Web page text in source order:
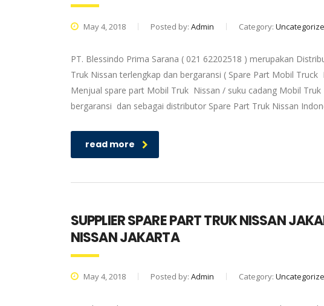
May 4, 2018 Posted by: Admin Category:
PT. Blessindo Prima Sarana ( 021 62202518 ) merupakan
Truk Nissan terlengkap dan bergaransi ( Spare Part Mobil
Menjual spare part Mobil Truk Nissan / suku cadang Mobil
bergaransi dan sebagai distributor Spare Part Truk Nissan
read more
SUPPLIER SPARE PART TRUK NISSAN
NISSAN JAKARTA
May 4, 2018 Posted by: Admin Category: